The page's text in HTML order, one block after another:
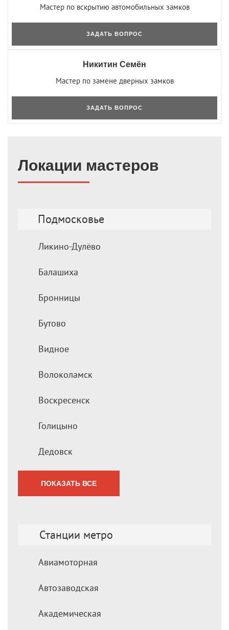
Мастер по вскрытию автомобильных замков
ЗАДАТЬ ВОПРОС
Никитин Семён
Мастер по замене дверных замков
ЗАДАТЬ ВОПРОС
Локации мастеров
Подмосковье
Ликино-Дулёво
Балашиха
Бронницы
Бутово
Видное
Волоколамск
Воскресенск
Голицыно
Дедовск
ПОКАЗАТЬ ВСЕ
Станции метро
Авиамоторная
Автозаводская
Академическая